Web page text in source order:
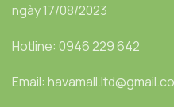
ngày 17/08/2023
Hotline: 0946 229 642
Email: